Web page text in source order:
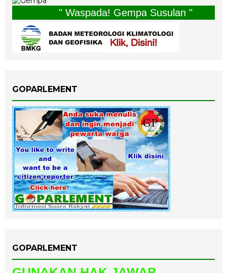
" Waspada! Gempa Susulan "
GOPARLEMENT
GOPARLEMENT